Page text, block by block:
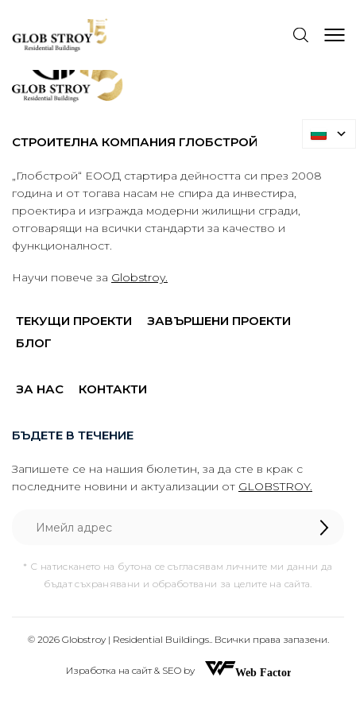
СТРОИТЕЛНА КОМПАНИЯ ГЛОБСТРОЙ
„Глобстрой“ ЕООД стартира дейността си през 2008
година и от тогава насам не спира да инвестира,
проектира и изгражда модерни жилищни сгради,
отговарящи на всички стандарти за качество и
функционалност.
Научи повече за Globstroy.
ТЕКУЩИ ПРОЕКТИ
ЗАВЪРШЕНИ ПРОЕКТИ
БЛОГ
ЗА НАС КОНТАКТИ
БЪДЕТЕ В ТЕЧЕНИЕ
Запишете се на нашия бюлетин, за да сте в крак с
последните новини и актуализации от GLOBSTROY.
* С натискането на бутона се съгласявам личните ми данни да
бъдат съхранявани и обработвани за целите на сайта.
© 2026 Globstroy | Residential Buildings.. Всички права запазени.
Изработка на сайт & SEO by